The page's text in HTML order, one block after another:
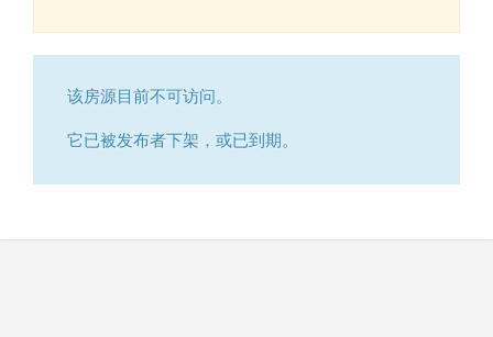
该房源目前不可访问。
它已被发布者下架，或已到期。